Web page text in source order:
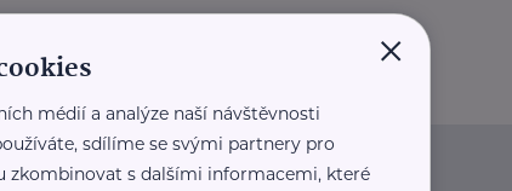
×
médií a analýze naší návštěvnosti
sdílíme se svými partnery pro
zkombinovat s dalšími informacemi, které